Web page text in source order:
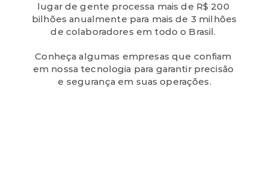
lugar de gente processa mais de R$ 200
bilhões anualmente para mais de 3 milhões
de colaboradores em todo o Brasil.
Conheça algumas empresas que confiam
em nossa tecnologia para garantir precisão
e segurança em suas operações.